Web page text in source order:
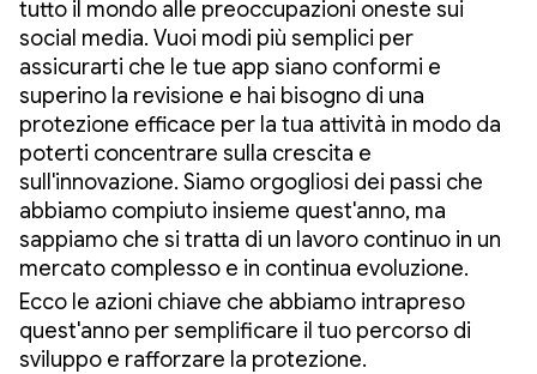
tutto il mondo alle preoccupazioni oneste sui
social media. Vuoi modi più semplici per
assicurarti che le tue app siano conformi e
superino la revisione e hai bisogno di una
protezione efficace per la tua attività in modo da
poterti concentrare sulla crescita e
sull'innovazione. Siamo orgogliosi dei passi che
abbiamo compiuto insieme quest'anno, ma
sappiamo che si tratta di un lavoro continuo in un
mercato complesso e in continua evoluzione.
Ecco le azioni chiave che abbiamo intrapreso
quest'anno per semplificare il tuo percorso di
sviluppo e rafforzare la protezione.